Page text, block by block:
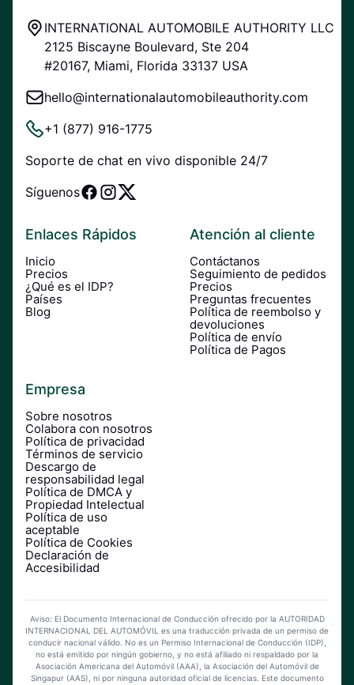
INTERNATIONAL AUTOMOBILE AUTHORITY LLC
2125 Biscayne Boulevard, Ste 204
#20167, Miami, Florida 33137 USA
hello@internationalautomobileauthority.com
+1 (877) 916-1775
Soporte de chat en vivo disponible 24/7
Síguenos
Enlaces Rápidos
Inicio
Precios
¿Qué es el IDP?
Países
Blog
Atención al cliente
Contáctanos
Seguimiento de pedidos
Precios
Preguntas frecuentes
Política de reembolso y
devoluciones
Política de envío
Política de Pagos
Empresa
Sobre nosotros
Colabora con nosotros
Política de privacidad
Términos de servicio
Descargo de
responsabilidad legal
Política de DMCA y
Propiedad Intelectual
Política de uso
aceptable
Política de Cookies
Declaración de
Accesibilidad
Aviso: El Documento Internacional de Conducción ofrecido por la AUTORIDAD
INTERNACIONAL DEL AUTOMÓVIL es una traducción privada de un permiso de
conducir nacional válido. No es un Permiso Internacional de Conducción (IDP),
no está emitido por ningún gobierno, y no está afiliado ni respaldado por la
Asociación Americana del Automóvil (AAA), la Asociación del Automóvil de
Singapur (AAS), ni por ninguna autoridad oficial de licencias. Este documento